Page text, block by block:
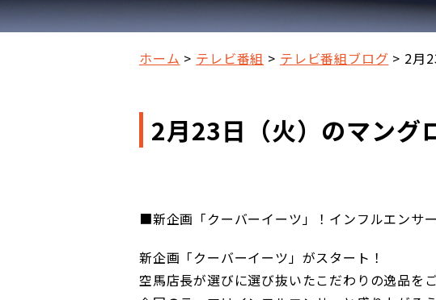
ホーム テレビ番組 テレビ番組ブログ 2月
2月23日（火）のマング
■新企画「クーバーイーツ」！インフルエンサ
新企画「クーバーイーツ」がスタート！
空馬店長が選びに選び抜いたこだわりの逸品を